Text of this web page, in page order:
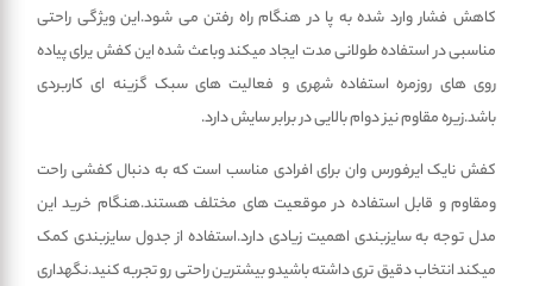
کاهش فشار وارد شده به پا در هنگام راه رفتن می شود.این ویژگی راحتی
مناسبی در استفاده طولانی مدت ایجاد میکند وباعث شده این کفش یرای پیاده
روی های روزمره استفاده شهری و فعالیت های سبک گزینه ای کاربردی
باشد.زیره مقاوم نیز دوام بالایی در برابر سایش دارد.
کفش نایک ایرفورس وان برای افرادی مناسب است که به دنبال کفشی راحت
ومقاوم و قابل استفاده در موقعیت های مختلف هستند.هنگام خرید این
مدل توجه به سایزبندی اهمیت زیادی دارد.استفاده از جدول سایزبندی کمک
میکند انتخاب دقیق تری داشته باشیدو بیشترین راحتی رو تجربه کنید.نگهداری